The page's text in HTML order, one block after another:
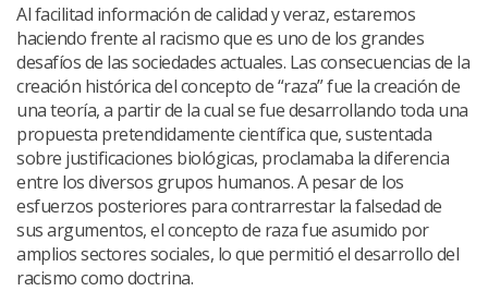
Al facilitad información de calidad y veraz, estaremos
haciendo frente al racismo que es uno de los grandes
desafíos de las sociedades actuales. Las consecuencias de la
creación histórica del concepto de “raza” fue la creación de
una teoría, a partir de la cual se fue desarrollando toda una
propuesta pretendidamente científica que, sustentada
sobre justificaciones biológicas, proclamaba la diferencia
entre los diversos grupos humanos. A pesar de los
esfuerzos posteriores para contrarrestar la falsedad de
sus argumentos, el concepto de raza fue asumido por
amplios sectores sociales, lo que permitió el desarrollo del
racismo como doctrina.